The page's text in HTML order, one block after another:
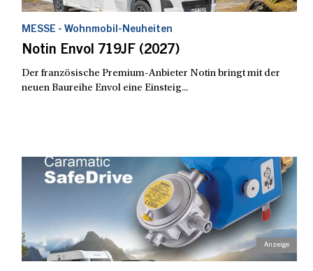
MESSE - Wohnmobil-Neuheiten
Notin Envol 719JF (2027)
Der französische Premium-Anbieter Notin bringt mit der
neuen Baureihe Envol eine Einsteig...